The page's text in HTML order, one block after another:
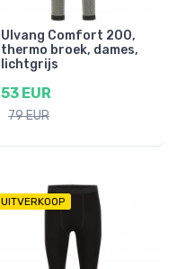
Ulvang Comfort 200,
thermo broek, dames,
lichtgrijs
53 EUR
79 EUR
UITVERKOOP